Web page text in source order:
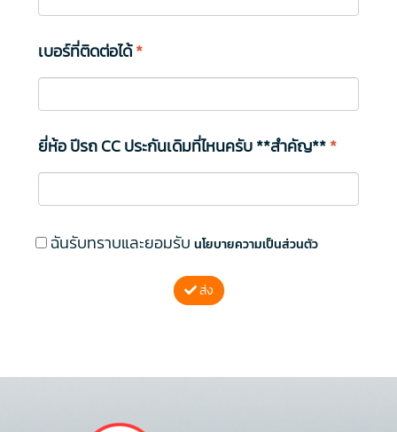
เบอร์ที่ติดต่อได้*
ยี่ห้อ ปีรถ CC ประกันเดิมที่ไหนครับ **สำคัญ***
ฉันรับทราบและยอมรับ นโยบายความเป็นส่วนตัว
ส่ง